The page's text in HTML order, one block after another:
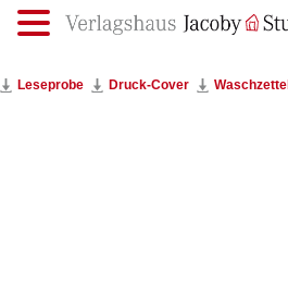
Leseprobe Druck-Cover Waschzettel